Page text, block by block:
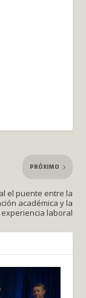
PRÓXIMO
el puente entre la
académica y la
experiencia laboral